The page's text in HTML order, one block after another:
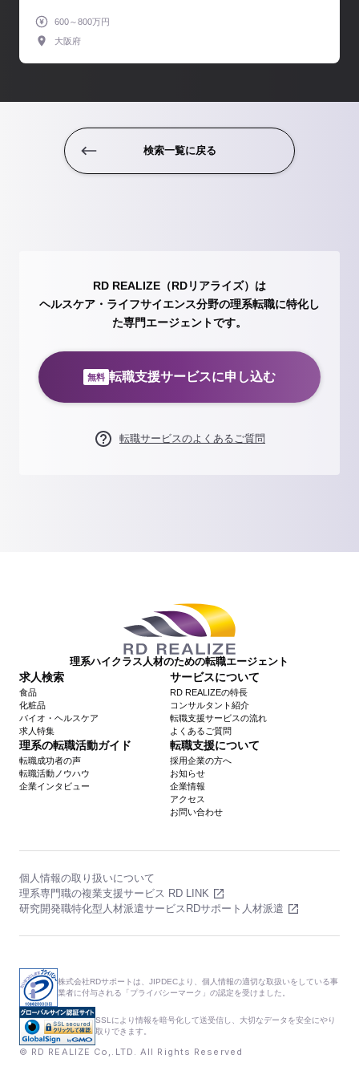
600～800万円
大阪府
検索一覧に戻る
RD REALIZE（RDリアライズ）は
ヘルスケア・ライフサイエンス分野の理系転職に特化し
た専門エージェントです。
無料 転職支援サービスに申し込む
転職サービスのよくあるご質問
理系ハイクラス人材のための転職エージェント
求人検索
食品
化粧品
バイオ・ヘルスケア
求人特集
サービスについて
RD REALIZEの特長
コンサルタント紹介
転職支援サービスの流れ
よくあるご質問
理系の転職活動ガイド
転職成功者の声
転職活動ノウハウ
企業インタビュー
転職支援について
採用企業の方へ
お知らせ
企業情報
アクセス
お問い合わせ
個人情報の取り扱いについて
理系専門職の複業支援サービス RD LINK
研究開発職特化型人材派遣サービスRDサポート人材派遣
株式会社RDサポートは、JIPDECより、個人情報の適切な取扱いをしている事
業者に付与される「プライバシーマーク」の認定を受けました。
SSLにより情報を暗号化して送受信し、大切なデータを安全にやり
取りできます。
© RD REALIZE Co,.LTD. All Rights Reserved